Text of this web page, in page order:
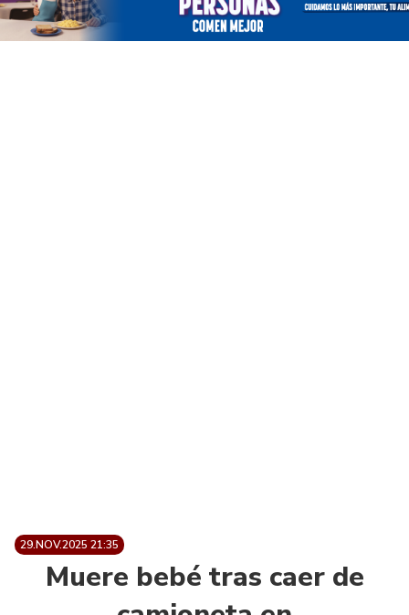
29.NOV.2025 21:35
Muere bebé tras caer de